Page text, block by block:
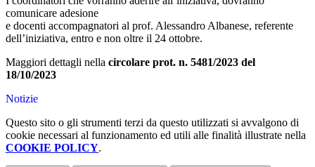
comunicare adesione
e docenti accompagnatori al prof. Alessandro Albanese, referente
dell’iniziativa, entro e non oltre il 24 ottobre.
Maggiori dettagli nella circolare prot. n. 5481/2023 del
18/10/2023
Notizie
Questo sito o gli strumenti terzi da questo utilizzati si avvalgono di
cookie necessari al funzionamento ed utili alle finalità illustrate nella
COOKIE POLICY.